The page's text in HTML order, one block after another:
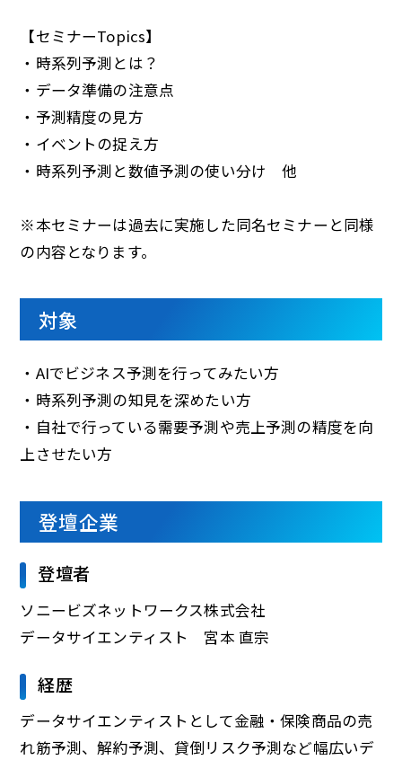
【セミナーTopics】​
・時系列予測とは？​
・データ準備の注意点​
・予測精度の見方​
・イベントの捉え方​
・時系列予測と数値予測の使い分け 他​
※本セミナーは過去に実施した同名セミナーと同様
の内容となります。
対象
・AIでビジネス予測を行ってみたい方​
・時系列予測の知見を深めたい方​
・自社で行っている需要予測や売上予測の精度を向
上させたい方
登壇企業
登壇者
ソニービズネットワークス株式会社
データサイエンティスト 宮本 直宗
経歴
データサイエンティストとして金融・保険商品の売
れ筋予測、解約予測、貸倒リスク予測など幅広いデ